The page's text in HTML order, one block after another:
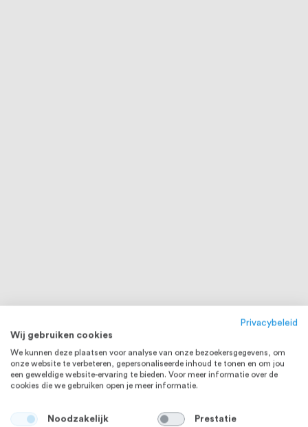
Privacybeleid
Wij gebruiken cookies
We kunnen deze plaatsen voor analyse van onze bezoekersgegevens, om
onze website te verbeteren, gepersonaliseerde inhoud te tonen en om jou
een geweldige website-ervaring te bieden. Voor meer informatie over de
cookies die we gebruiken open je meer informatie.
Noodzakelijk Prestatie